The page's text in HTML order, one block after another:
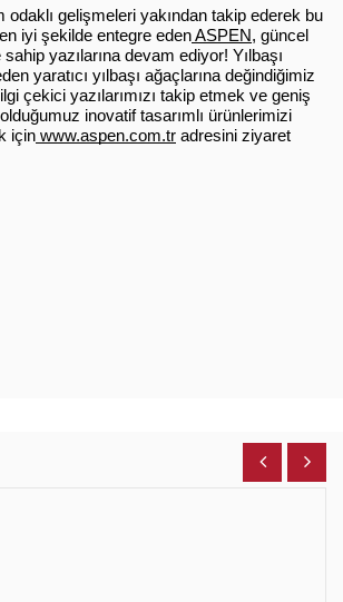
odaklı gelişmeleri yakından takip ederek bu
iyi şekilde entegre eden ASPEN, güncel
yazılarına devam ediyor! Yılbaşı
yaratıcı yılbaşı ağaçlarına değindiğimiz
çekici yazılarımızı takip etmek ve geniş
inovatif tasarımlı ürünlerimizi
için www.aspen.com.tr adresini ziyaret